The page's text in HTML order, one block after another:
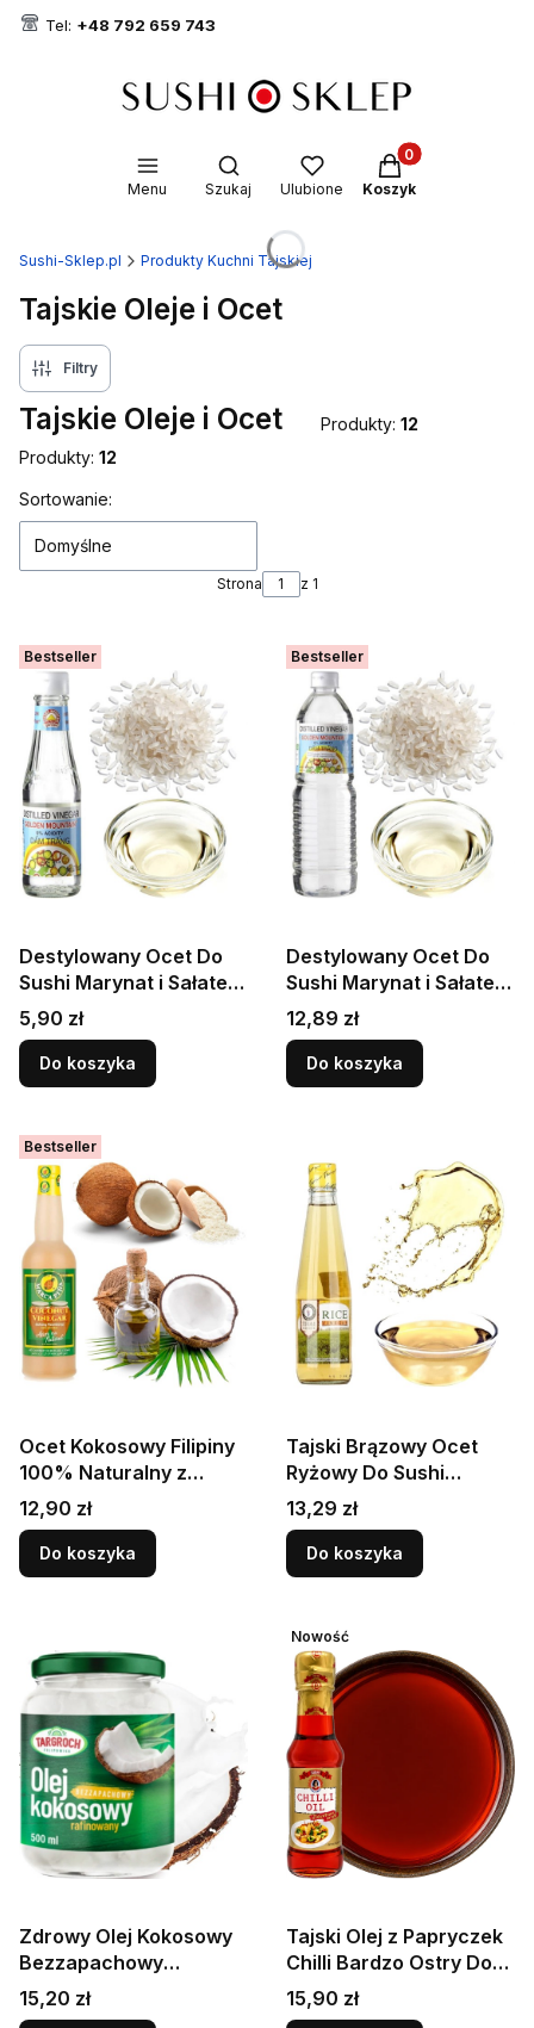
Tel: +48 792 659 743
Menu
Otwórz wyszukiwarkę
Szukaj Ulubione
Produkty w
Koszyk
Sushi-Sklep.pl Produkty Kuchni Tajskiej
Tajskie Oleje i Ocet
Filtry
Tajskie Oleje i Ocet Produkty: 12
Produkty: 12
Lista produktów
Sortowanie:
Domyślne
Strona z 1
Bestseller
Destylowany Ocet Do
Sushi Marynat i Sałatek
200ml GOLDEN
MOUNTAIN
Cena
5,90 zł
Do koszyka
Bestseller
Destylowany Ocet Do
Sushi Marynat i Sałatek
1 Litr GOLDEN
MOUNTAIN
Cena
12,89 zł
Do koszyka
Bestseller
Ocet Kokosowy Filipiny
100% Naturalny z
Kokosa 750ml MARCA
PINA
Cena
12,90 zł
Do koszyka
Tajski Brązowy Ocet
Ryżowy Do Sushi
Sałatek i Gotowania
Kwaśny Smak 300ml
THAI DANCER
Cena
13,29 zł
Do koszyka
Zdrowy Olej Kokosowy
Bezzapachowy
Rafinowany Do
Smażenia 500ml
Cena
15,20 zł
Nowość
Tajski Olej z Papryczek
Chilli Bardzo Ostry Do
Smażenia Na Woku
150ml SUREE
Cena
15,90 zł